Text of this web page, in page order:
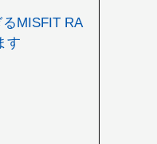
MISFIT RA
す